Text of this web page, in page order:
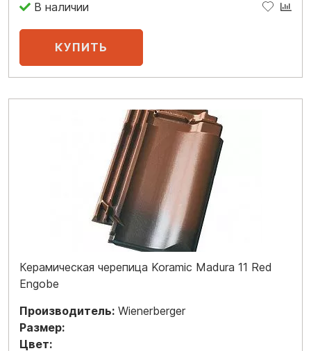
В наличии
Керамическая черепица Koramic Madura 11 Red
Engobe
Производитель: Wienerberger
Размер:
Цвет: